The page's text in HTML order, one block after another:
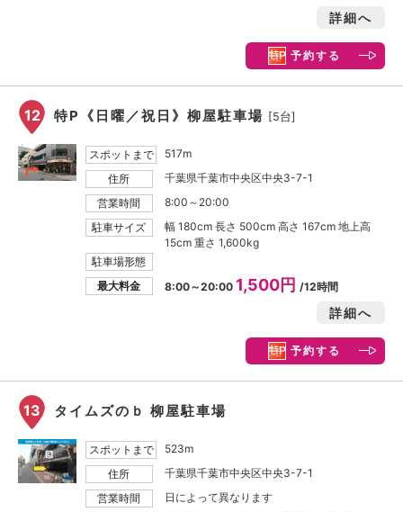
詳細へ
予約する
12 特P《日曜／祝日》柳屋駐車場 [5台]
スポットまで
517m
住所
千葉県千葉市中央区中央3-7-1
営業時間
8:00～20:00
駐車サイズ
幅 180cm 長さ 500cm 高さ 167cm 地上高
15cm 重さ 1,600kg
駐車場形態
最大料金
8:00～20:00 1,500円 /12時間
詳細へ
予約する
13 タイムズのｂ 柳屋駐車場
スポットまで
523m
住所
千葉県千葉市中央区中央3-7-1
営業時間
日によって異なります